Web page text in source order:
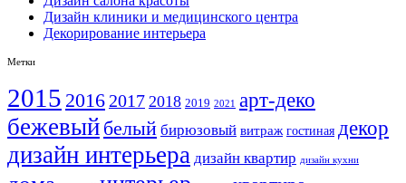
Дизайн клиники и медицинского центра
Декорирование интерьера
Метки
2015 2016 2017 2018 2019 2021 арт-деко
бежевый белый бирюзовый витраж гостиная декор
дизайн интерьера дизайн квартир дизайн кухни